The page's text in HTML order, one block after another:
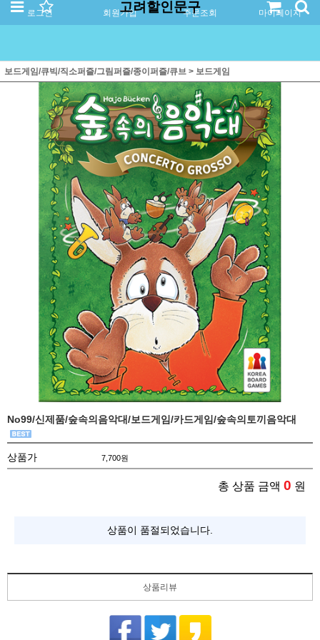
로그인 회원가입 주문조회 마이페이지
고려할인문구
보드게임/큐빅/직소퍼즐/그림퍼즐/종이퍼즐/큐브 > 보드게임
No99/신제품/숲속의음악대/보드게임/카드게임/숲속의토끼음악대
상품가 7,700원
총 상품 금액 0 원
상품이 품절되었습니다.
상품리뷰